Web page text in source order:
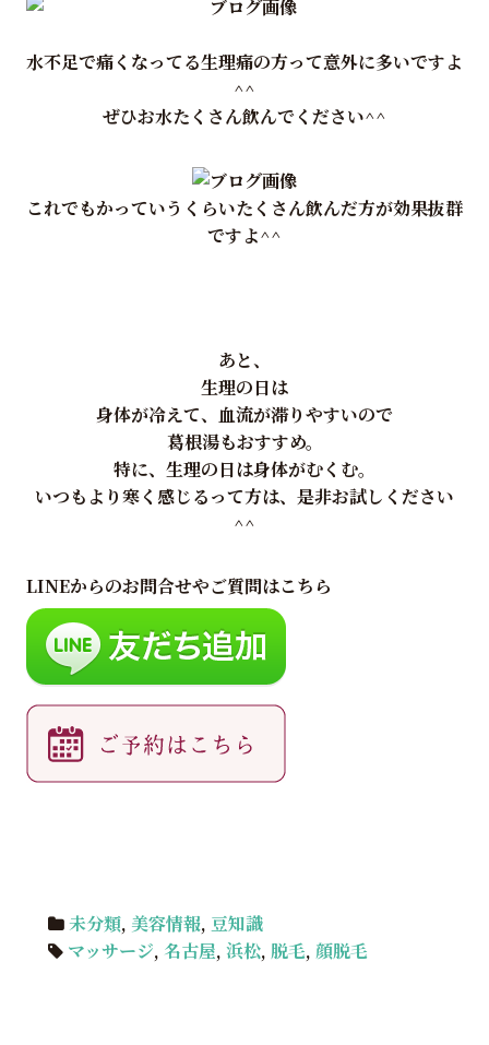
水不足で痛くなってる生理痛の方って意外に多いですよ
^^
ぜひお水たくさん飲んでください^^
これでもかっていうくらいたくさん飲んだ方が効果抜群
ですよ^^
あと、
生理の日は
身体が冷えて、血流が滞りやすいので
葛根湯もおすすめ。
特に、生理の日は身体がむくむ。
いつもより寒く感じるって方は、是非お試しください
^^
LINEからのお問合せやご質問はこちら
未分類, 美容情報, 豆知識
マッサージ, 名古屋, 浜松, 脱毛, 顔脱毛